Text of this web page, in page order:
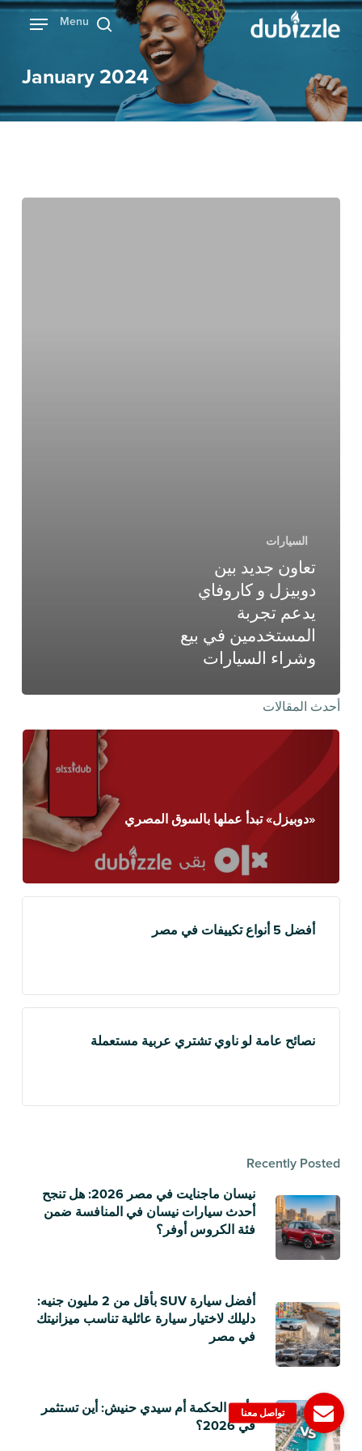
Skip
content
بحث
Menu
January 2024
السيارات
تعاون جديد بين
دوبيزل و كاروفاي
يدعم تجربة
المستخدمين في بيع
وشراء السيارات
أحدث المقالات
«دوبيزل» تبدأ عملها بالسوق المصري
أفضل 5 أنواع تكييفات في مصر
نصائح عامة لو ناوي تشتري عربية مستعملة
Recently Posted
نيسان ماجنايت في مصر 2026: هل تنجح
أحدث سيارات نيسان في المنافسة ضمن
فئة الكروس أوفر؟
أفضل سيارة SUV بأقل من 2 مليون جنيه:
دليلك لاختيار سيارة عائلية تناسب ميزانيتك
في مصر
رأس الحكمة أم سيدي حنيش: أين تستثمر
في 2026؟